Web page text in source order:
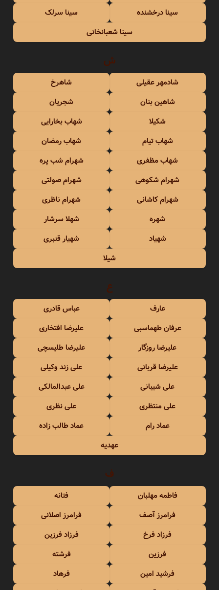
سینا درخشنده
سینا سرلک
سینا شعبانخانی
ش
شادمهر عقیلی
شاهرخ
شاهین بنان
شجریان
شکیلا
شهاب بخارایی
شهاب تیام
شهاب رمضان
شهاب مظفری
شهرام شب پره
شهرام شکوهی
شهرام صولتی
شهرام کاشانی
شهرام ناظری
شهره
شهلا سرشار
شهیاد
شهیار قنبری
شیلا
ع
عارف
عباس قادری
عرفان طهماسبی
علیرضا افتخاری
علیرضا روزگار
علیرضا طلیسچی
علیرضا قربانی
علی زند وکیلی
علی شیبانی
علی عبدالمالکی
علی منتظری
علی نظری
عماد رام
عماد طالب زاده
عهدیه
ف
فاطمه مهلبان
فتانه
فرامرز آصف
فرامرز اصلانی
فرزاد فرخ
فرزاد فرزین
فرزین
فرشته
فرشید امین
فرهاد